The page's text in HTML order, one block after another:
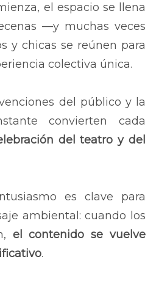
el espacio se llena
—y muchas veces
y chicas se reúnen para
colectiva única.
del público y la
convierten cada
del teatro y del
es clave para
ambiental: cuando los
el contenido se vuelve
.